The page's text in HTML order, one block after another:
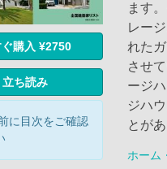
購入 ¥2750
立ち読み
に目次をご確認
ます
レー
れた
させ
ージ
ジハ
とが
ホーム